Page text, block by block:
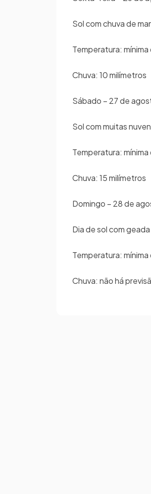
Sol com chuva de
Temperatura: mínima
Chuva: 10 milímetros
Sábado – 27 de
Sol com muitas
Temperatura: mínima
Chuva: 15 milímetros
Domingo – 28 de
Dia de sol com
Temperatura: mínima
Chuva: não há